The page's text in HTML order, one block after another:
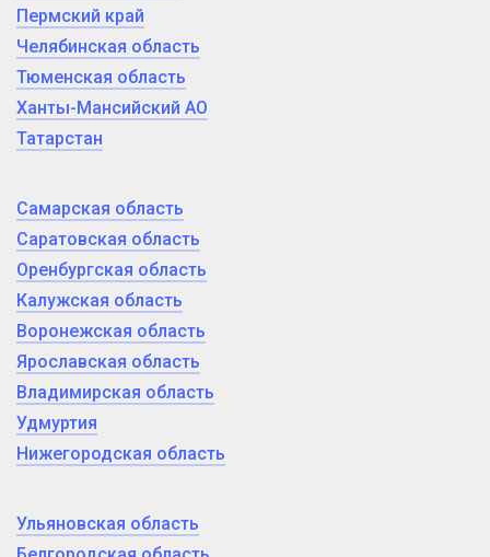
Пермский край
Челябинская область
Тюменская область
Ханты-Мансийский АО
Татарстан
Самарская область
Саратовская область
Оренбургская область
Калужская область
Воронежская область
Ярославская область
Владимирская область
Удмуртия
Нижегородская область
Ульяновская область